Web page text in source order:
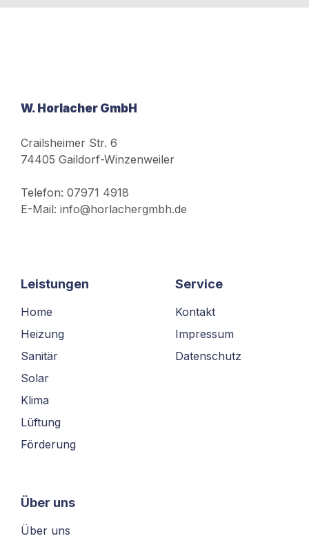
W. Horlacher GmbH
Crailsheimer Str. 6
74405 Gaildorf-Winzenweiler
Telefon: 07971 4918
E-Mail: info@horlachergmbh.de
Leistungen
Home
Heizung
Sanitär
Solar
Klima
Lüftung
Förderung
Service
Kontakt
Impressum
Datenschutz
Über uns
Über uns